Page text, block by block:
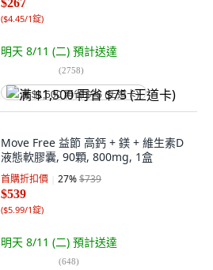
$267
($4.45/1錠)
明天 8/11 (二) 預計送達
(2758)
满 $1,500 再省 $75 (王道卡)
Move Free 益節 高鈣 + 鎂 + 維生素D
液態軟膠囊, 90顆, 800mg, 1盒
首購折扣價 27%$739
$539
($5.99/1錠)
明天 8/11 (二) 預計送達
(648)